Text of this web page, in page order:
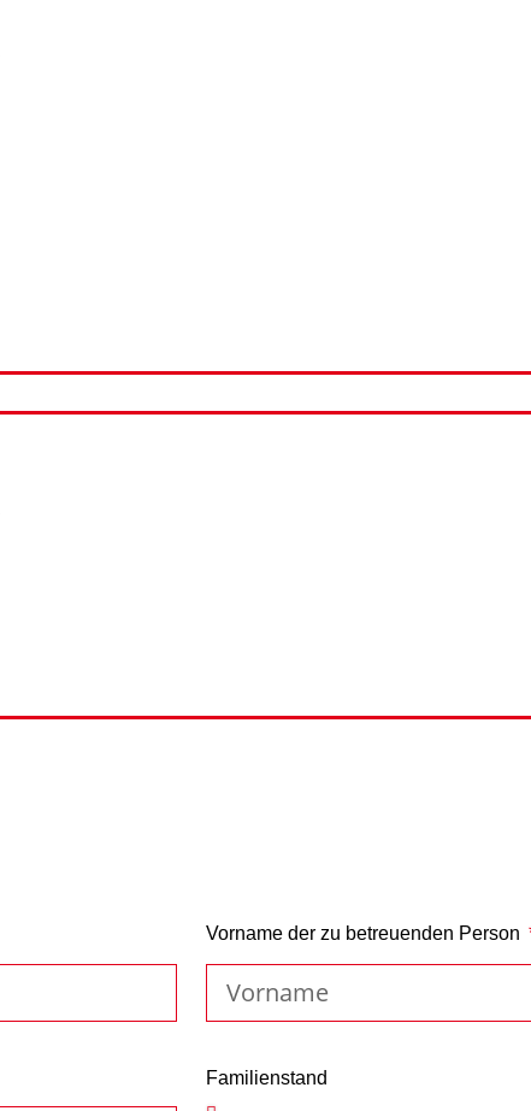
Vorname der zu betreuenden Person
Familienstand